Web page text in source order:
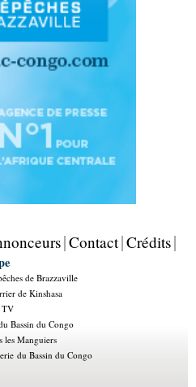
Contact Crédits
de Brazzaville
de Kinshasa
TV
Bassin du Congo
les Manguiers
du Bassin du Congo